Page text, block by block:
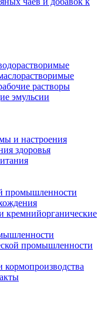
растворы
эмульсии
и настроения
здоровья
промышленности
кремнийорганические
промышленности